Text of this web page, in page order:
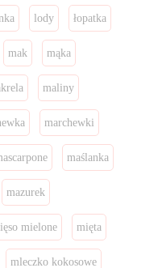
lody łopatka
mak mąka
maliny
marchewki
maślanka
mazurek
mielone mięta
mleczko kokosowe